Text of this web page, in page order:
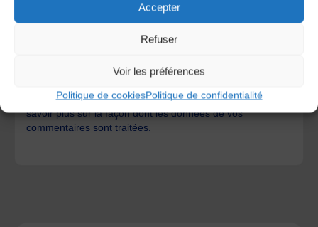
Accepter
Refuser
Voir les préférences
Politique de cookiesPolitique de confidentialité
Save my name, email, and site URL in my browser for next
Ce site utilise Akismet pour réduire les indésirables.En
savoir plus sur la façon dont les données de vos
commentaires sont traitées